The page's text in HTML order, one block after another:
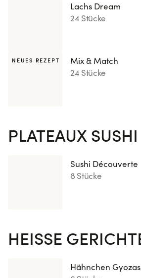
Lachs Dream
24 Stücke
NEUES REZEPT
Mix & Match
24 Stücke
PLATEAUX SUSHI
Sushi Découverte
8 Stücke
HEISSE GERICHTE
Hähnchen Gyozas